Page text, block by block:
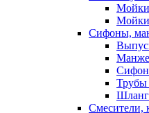
Мойки
Мойки
Сифоны,
Смесители,